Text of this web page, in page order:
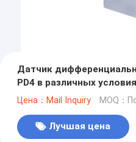
Датчик
PD4 в различных
Цена：Mail Inquiry MOQ：
Лучшая цена